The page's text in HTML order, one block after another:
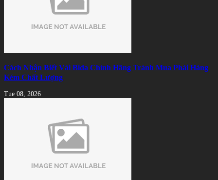
Cách Nhận Biết Vải Bida Chính Hãng Tránh Mua Phải Hàng
Kém Chất Lượng
Tue 08, 2026